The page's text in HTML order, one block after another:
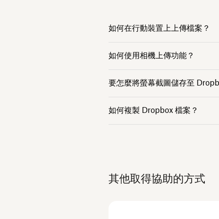
如何在行動裝置上上傳檔案？
如何使用相機上傳功能？
要怎麼將螢幕截圖儲存至
如何複製 Dropbox 檔案？
其他取得協助的方式